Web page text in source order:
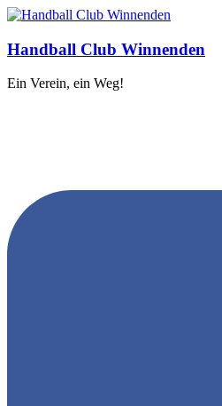
Handball Club Winnenden
Ein Verein, ein Weg!